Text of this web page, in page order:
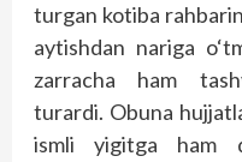
turgan kotiba
aytishdan nariga
zarracha ham
turardi. Obuna
ismli yigitga ham